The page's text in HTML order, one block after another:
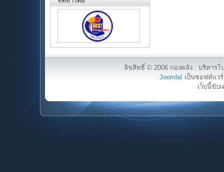
ลิขสิทธิ์ © 2006 กองคลัง : บริหาร
Joomla! เป็นซอฟท์แว
เว็บนี้ขับ